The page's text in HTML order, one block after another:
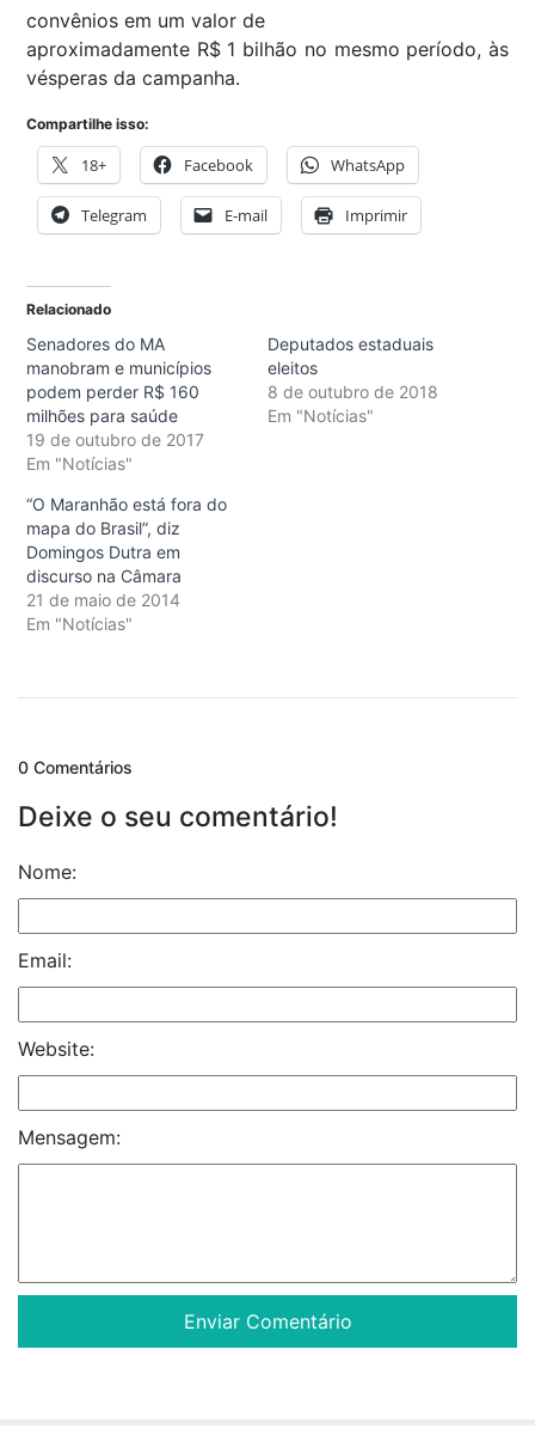
convênios em um valor de
aproximadamente R$ 1 bilhão no mesmo período, às
vésperas da campanha.
Compartilhe isso:
18+ Facebook WhatsApp
Telegram E-mail Imprimir
Relacionado
Senadores do MA
manobram e municípios
podem perder R$ 160
milhões para saúde
19 de outubro de 2017
Em "Notícias"
Deputados estaduais
eleitos
8 de outubro de 2018
Em "Notícias"
“O Maranhão está fora do
mapa do Brasil”, diz
Domingos Dutra em
discurso na Câmara
21 de maio de 2014
Em "Notícias"
0 Comentários
Deixe o seu comentário!
Nome:
Email:
Website:
Mensagem: